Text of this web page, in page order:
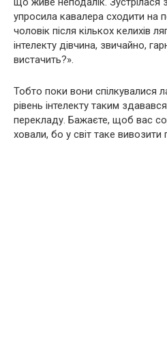
упросила кавалера сходити на
чоловік після кількох келихів
інтелекту дівчина, звичайно,
вистачить?».
Тобто поки вони спілкувалися
рівень інтелекту таким
перекладу. Бажаєте, щоб вас
ховали, бо у світ таке вивозити